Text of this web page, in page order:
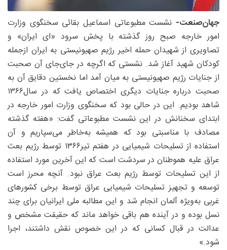
جهان‌صنعت- نشست مطبوعاتی اسماعیل بقائی سخنگوی وزارت
امور خارجه صبح روز گذشته با پخش سرود «ای ایران» و
تصاویری از شهیدان حمله اخیر رژیم صهیونیستی به ایران ازجمله
کودکان شهید آغاز شد. نشستی که اگرچه در جای‌جای آن صحبت
از جنایات رژیم صهیونیستی به میان آمد اما نخستین دقایق آن به
صحبت درباره جنایات دیگری اختصاص یافت که در سال۱۳۶۶
شاهد بودیم. این در حالی بود که سخنگوی وزارت امور خارجه در
ابتدای سخنانش در این نشست مطبوعاتی گفت: «هفته گذشته
مصادف با مناسبتی بود که همیشه به‌خاطر می‌سپاریم و آن
استفاده از تسلیحات شیمیایی در هفتم تیر۱۳۶۶ توسط رژیم بعث
عراق علیه هموطنان در سردشت است که این آخرین مورد استفاده
از این تسلیحات توسط رژیم بعث عراق نبود. آنچه محرز است
توسعه و تجهیز تسلیحات شیمیایی عراق توسط برخی کشورهای
غربی به‌ویژه آلمان انجام شد و این مطالبه ملی ایرانیان برای چند
نسل بوده و در آینده هم باقی خواهد ماند که حقیقت مشخص و
عدالت در قبال کسانی که در این خصوص نقش داشتند، اجرا
شود.»